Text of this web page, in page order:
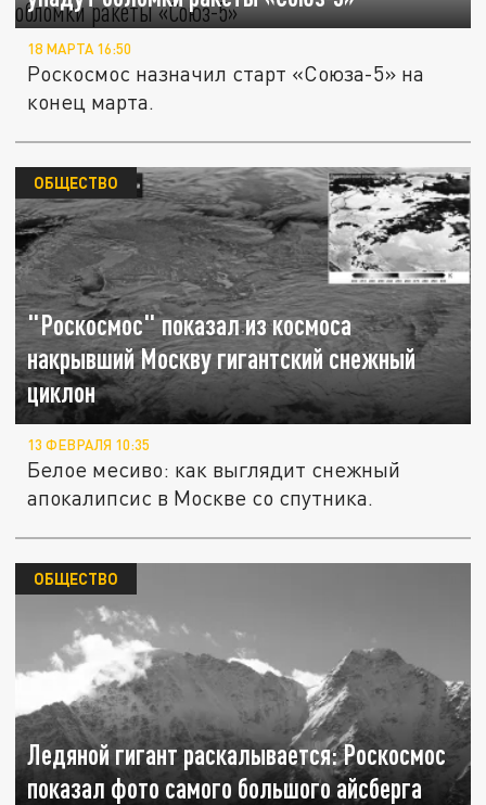
18 МАРТА 16:50
Роскосмос назначил старт «Союза-5» на
конец марта.
"Роскосмос" показал из космоса
накрывший Москву гигантский снежный
циклон
ОБЩЕСТВО
13 ФЕВРАЛЯ 10:35
Белое месиво: как выглядит снежный
апокалипсис в Москве со спутника.
Ледяной гигант раскалывается: Роскосмос
показал фото самого большого айсберга
ОБЩЕСТВО